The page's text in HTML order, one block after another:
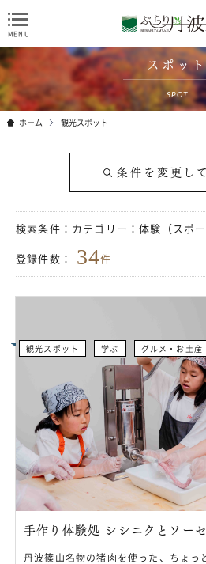
スポッ
SPOT
ホーム 観光スポット
条件を変更し
検索条件： カテゴリー：体験（スポ
登録件数： 34件
手作り体験処 シシニクとソー
丹波篠山名物の猪肉を使った、ちょっ
観光スポット 学ぶ グルメ・お土産